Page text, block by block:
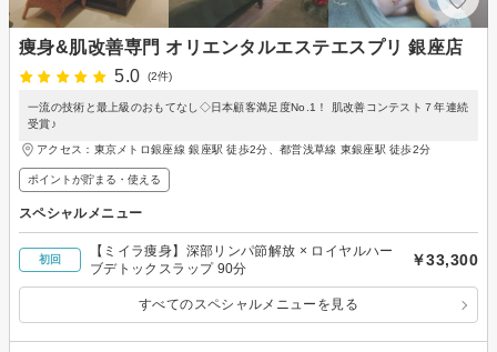
痩身&肌改善専門 オリエンタルエステエスプリ 銀座店
5.0
(2件)
一流の技術と最上級のおもてなし◇日本顧客満足度No.1！ 肌改善コンテスト７年連続
受賞♪
アクセス：東京メトロ銀座線 銀座駅 徒歩2分、都営浅草線 東銀座駅 徒歩2分
ポイントが貯まる・使える
スペシャルメニュー
初回
【ミイラ痩身】深部リンパ節解放 × ロイヤルハー
ブデトックスラップ 90分
￥33,300
すべてのスペシャルメニューを見る